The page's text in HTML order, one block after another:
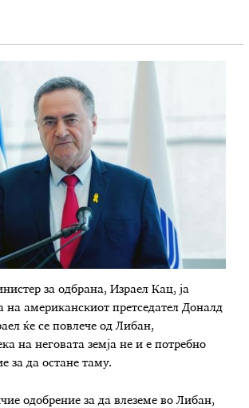
за одбрана, Израел Кац, ја
на американскиот претседател Доналд
ќе се повлече од Либан,
на неговата земја не и е потребно
за да остане таму.
одобрение за да влеземе во Либан,